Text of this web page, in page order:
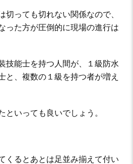
切っても切れない関係なので、
った方が圧倒的に現場の進行は
技能士を持つ人間が、１級防水
と、複数の１級を持つ者が増え
といっても良いでしょう。
くるとあとは足並み揃えて付い